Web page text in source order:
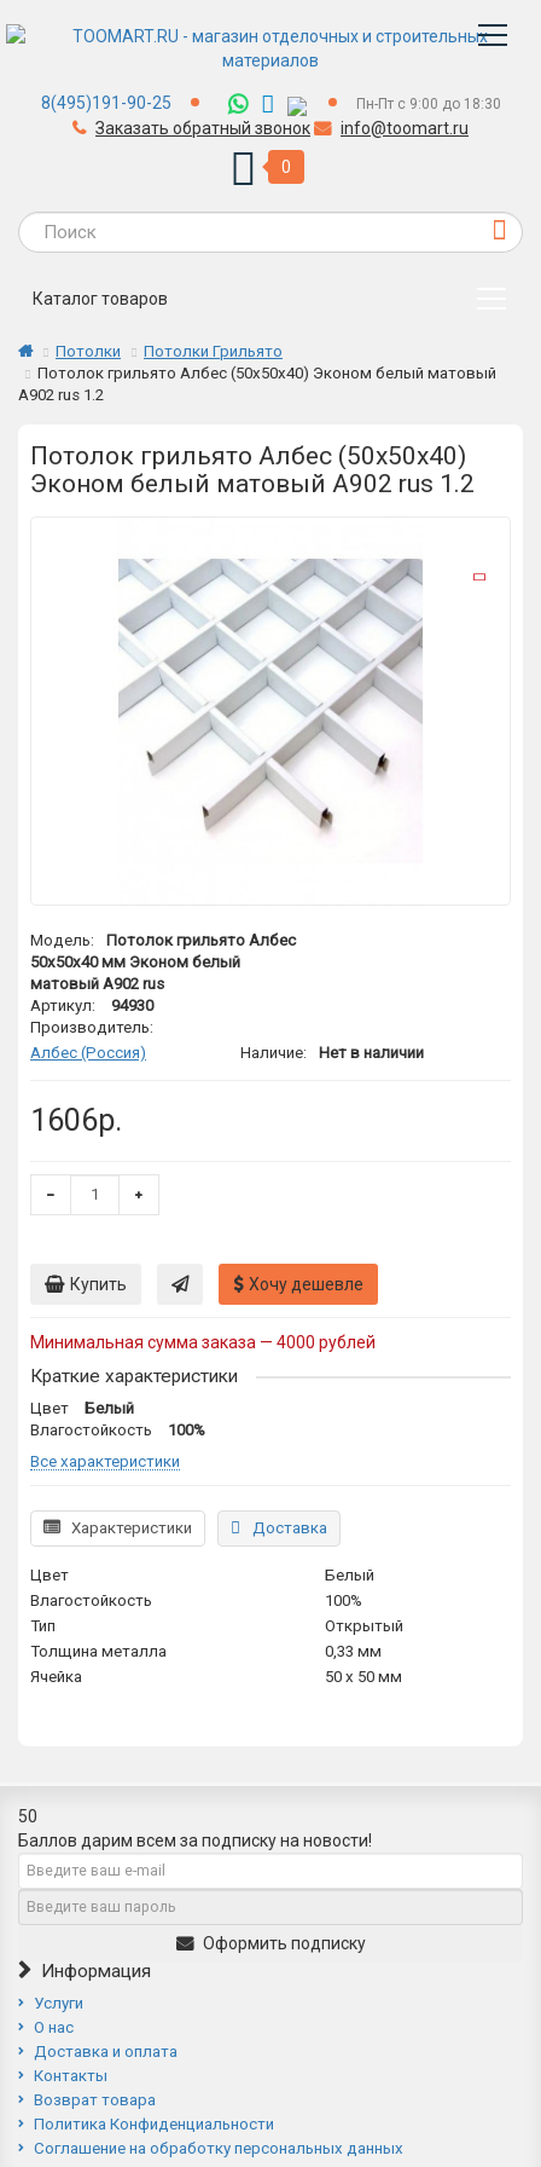
8(495)191-90-25 Пн-Пт с 9:00 до 18:30
Заказать обратный звонок info@toomart.ru
0
Каталог товаров
Потолки
Потолки Грильято
Потолок грильято Албес (50х50х40) Эконом белый матовый
А902 rus 1.2
Потолок грильято Албес (50х50х40)
Эконом белый матовый А902 rus 1.2
Модель:
Потолок грильято Албес
50х50х40 мм Эконом белый
матовый А902 rus
Артикул:
94930
Производитель:
Албес (Россия)
Наличие: Нет в наличии
1606р.
Купить Хочу дешевле
Минимальная сумма заказа — 4000 рублей
Краткие характеристики
Цвет
Белый
Влагостойкость
100%
Все характеристики
Характеристики Доставка
Цвет
Белый
Влагостойкость
100%
Тип
Открытый
Толщина металла
0,33 мм
Ячейка
50 х 50 мм
50
Баллов дарим всем за подписку на новости!
Оформить подписку
Информация
Услуги
О нас
Доставка и оплата
Контакты
Возврат товара
Политика Конфиденциальности
Соглашение на обработку персональных данных